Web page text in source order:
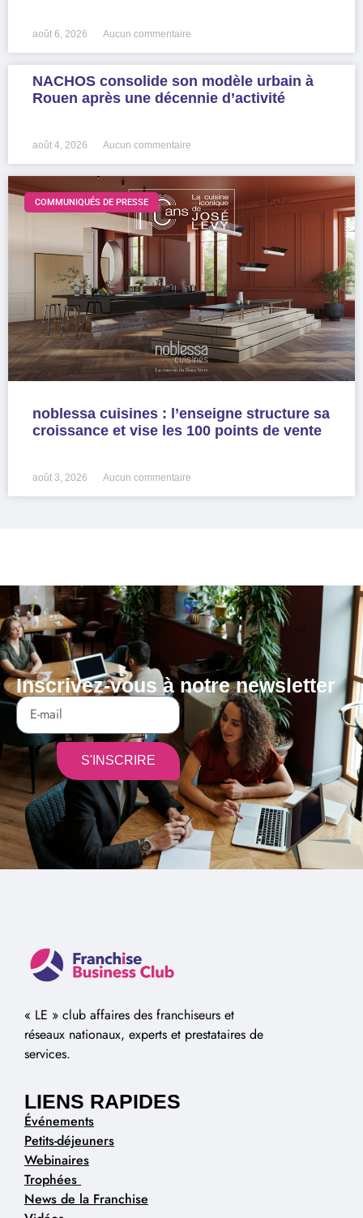
août 6, 2026 Aucun commentaire
NACHOS consolide son modèle urbain à
Rouen après une décennie d’activité
août 4, 2026 Aucun commentaire
COMMUNIQUÉS DE PRESSE
noblessa cuisines : l’enseigne structure sa
croissance et vise les 100 points de vente
août 3, 2026 Aucun commentaire
Inscrivez-vous à notre newsletter
S'INSCRIRE
Alternative:
« LE » club affaires des franchiseurs et
réseaux nationaux, experts et prestataires de
services.
LIENS RAPIDES
Événements
Petits-déjeuners
Webinaires
Trophées
News de la Franchise